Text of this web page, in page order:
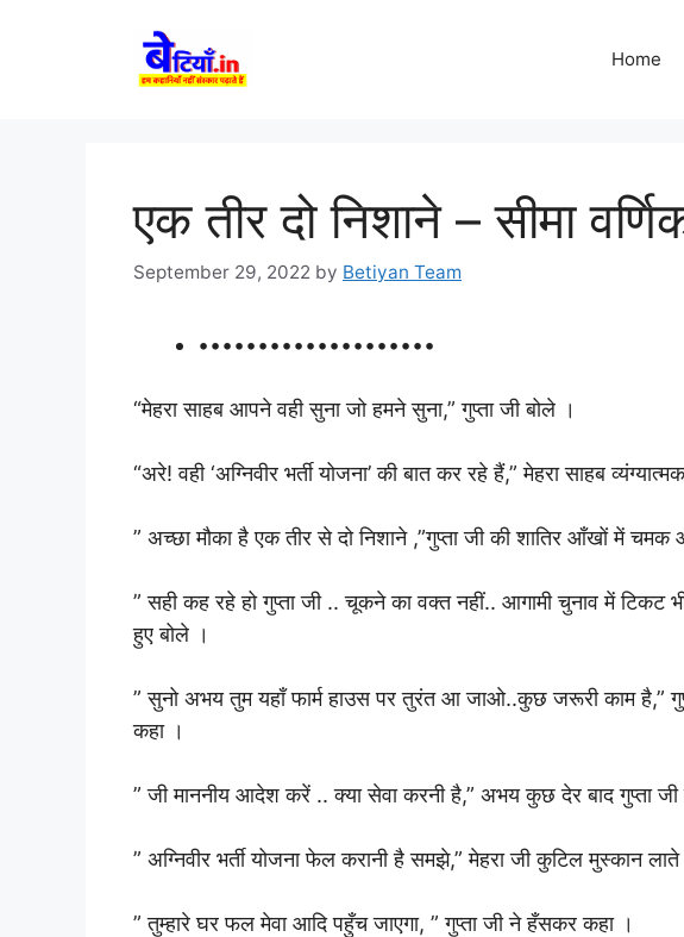
Home
एक तीर दो निशाने – सीमा
September 29, 2022 by Betiyan Team
••••••••••••••••••••
“मेहरा साहब आपने वही सुना जो हमने सुना,” गुप्ता जी बोले ।
“अरे! वही ‘अग्निवीर भर्ती योजना’ की बात कर रहे हैं,” मेहरा साहब
” अच्छा मौका है एक तीर से दो निशाने ,”गुप्ता जी की शातिर आँखों में चमक
” सही कह रहे हो गुप्ता जी .. चूकने का वक्त नहीं.. आगामी चुनाव में टिकट
हुए बोले ।
” सुनो अभय तुम यहाँ फार्म हाउस पर तुरंत आ जाओ..कुछ जरूरी काम है,”
कहा ।
” जी माननीय आदेश करें .. क्या सेवा करनी है,” अभय कुछ देर बाद गुप्ता
” अग्निवीर भर्ती योजना फेल करानी है समझे,” मेहरा जी कुटिल मुस्कान
” तुम्हारे घर फल मेवा आदि पहुँच जाएगा, ” गुप्ता जी ने हँसकर कहा ।